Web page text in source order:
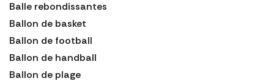
Balle rebondissantes
Ballon de basket
Ballon de football
Ballon de handball
Ballon de plage